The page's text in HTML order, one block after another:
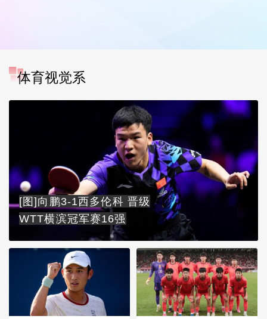
体育视觉系
[图]向鹏3-1西多伦科 晋级
WTT横滨冠军赛16强